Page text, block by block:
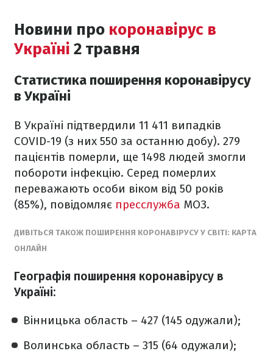
Новини про коронавірус в
Україні 2 травня
Статистика поширення коронавірусу
в Україні
В Україні підтвердили 11 411 випадків
COVID-19 (з них 550 за останню добу). 279
пацієнтів померли, ще 1498 людей змогли
побороти інфекцію. Серед померлих
переважають особи віком від 50 років
(85%), повідомляє пресслужба МОЗ.
ДИВІТЬСЯ ТАКОЖ ПОШИРЕННЯ КОРОНАВІРУСУ У СВІТІ: КАРТА
ОНЛАЙН
Географія поширення коронавірусу в
Україні:
Вінницька область – 427 (145 одужали);
Волинська область – 315 (64 одужали);